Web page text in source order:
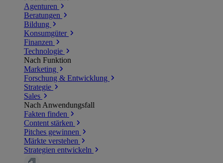
Agenturen
Beratungen
Bildung
Konsumgüter
Finanzen
Technologie
Nach Funktion
Marketing
Forschung & Entwicklung
Strategie
Sales
Nach Anwendungsfall
Fakten finden
Content stärken
Pitches gewinnen
Märkte verstehen
Strategien entwickeln